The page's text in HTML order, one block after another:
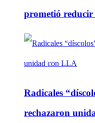
prometió
Radicales
rechazaron